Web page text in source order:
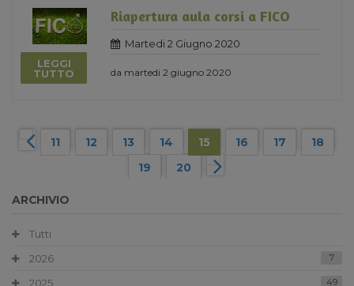
LEGGI
TUTTO
Riapertura aula corsi a FICO
Martedi 2 Giugno 2020
da martedi 2 giugno 2020
11 12 13 14 15 16 17
18
19
20
ARCHIVIO
Tutti
2026
7
2025 49